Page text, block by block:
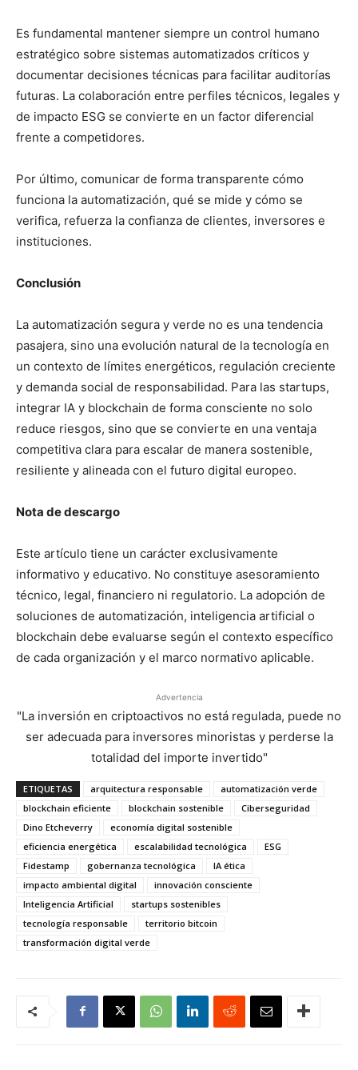
Es fundamental mantener siempre un control humano
estratégico sobre sistemas automatizados críticos y
documentar decisiones técnicas para facilitar auditorías
futuras. La colaboración entre perfiles técnicos, legales y
de impacto ESG se convierte en un factor diferencial
frente a competidores.
Por último, comunicar de forma transparente cómo
funciona la automatización, qué se mide y cómo se
verifica, refuerza la confianza de clientes, inversores e
instituciones.
Conclusión
La automatización segura y verde no es una tendencia
pasajera, sino una evolución natural de la tecnología en
un contexto de límites energéticos, regulación creciente
y demanda social de responsabilidad. Para las startups,
integrar IA y blockchain de forma consciente no solo
reduce riesgos, sino que se convierte en una ventaja
competitiva clara para escalar de manera sostenible,
resiliente y alineada con el futuro digital europeo.
Nota de descargo
Este artículo tiene un carácter exclusivamente
informativo y educativo. No constituye asesoramiento
técnico, legal, financiero ni regulatorio. La adopción de
soluciones de automatización, inteligencia artificial o
blockchain debe evaluarse según el contexto específico
de cada organización y el marco normativo aplicable.
Advertencia
"La inversión en criptoactivos no está regulada, puede no
ser adecuada para inversores minoristas y perderse la
totalidad del importe invertido"
ETIQUETAS arquitectura responsable
automatización verde
blockchain eficiente
blockchain sostenible
Ciberseguridad
Dino Etcheverry
economía digital sostenible
eficiencia energética
escalabilidad tecnológica
ESG
Fidestamp
gobernanza tecnológica
IA ética
impacto ambiental digital
innovación consciente
Inteligencia Artificial
startups sostenibles
tecnología responsable
territorio bitcoin
transformación digital verde